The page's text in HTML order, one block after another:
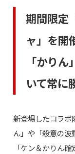
期間限定
ャ」を開
「かり
いて常に
新登場したコラボ
ん」や「殺意の波
「ケン＆かりん